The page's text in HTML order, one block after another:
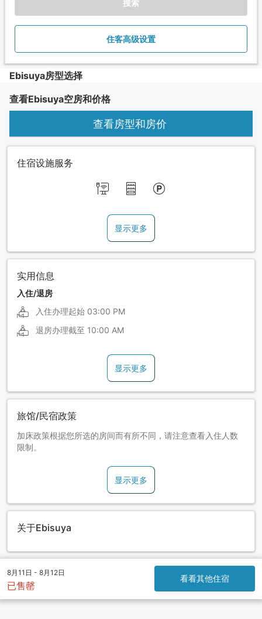
搜索
住客高级设置
Ebisuya房型选择
查看Ebisuya空房和价格
查看房型和房价
住宿设施服务
显示更多
实用信息
入住/退房
入住办理起始 03:00 PM
退房办理截至 10:00 AM
显示更多
旅馆/民宿政策
加床政策根据您所选的房间而有所不同，请注意查看入住人数
限制。
显示更多
关于Ebisuya
8月11日 - 8月12日
已售罄
看看其他住宿